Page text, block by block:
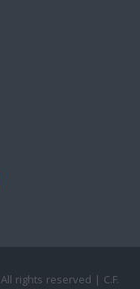
All rights reserved | C.F.